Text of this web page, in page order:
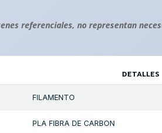
referenciales, no representan
DETALLES
FILAMENTO
PLA FIBRA DE CARBON